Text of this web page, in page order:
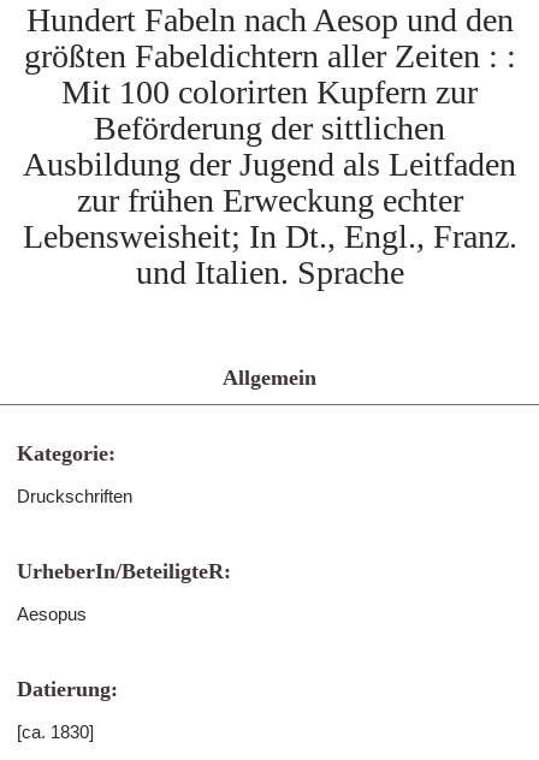
Hundert Fabeln nach Aesop und den
größten Fabeldichtern aller Zeiten : :
Mit 100 colorirten Kupfern zur
Beförderung der sittlichen
Ausbildung der Jugend als Leitfaden
zur frühen Erweckung echter
Lebensweisheit; In Dt., Engl., Franz.
und Italien. Sprache
Allgemein
Kategorie:
Druckschriften
UrheberIn/BeteiligteR:
Aesopus
Datierung:
[ca. 1830]